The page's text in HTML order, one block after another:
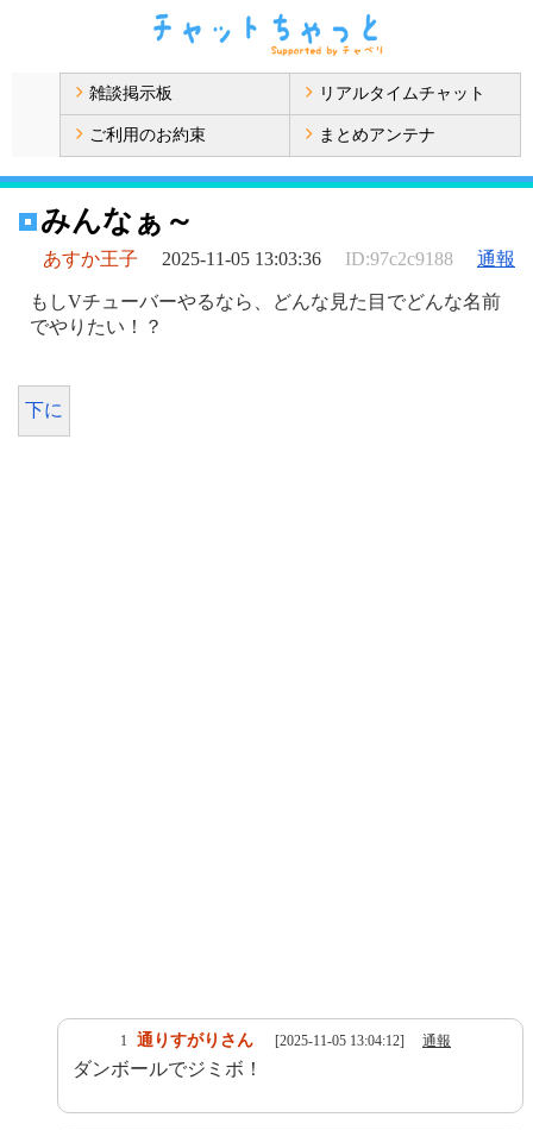
雑談掲示板 リアルタイムチャット
ご利用のお約束 まとめアンテナ
みんなぁ～
あすか王子 2025-11-05 13:03:36 ID:97c2c9188 通報
もしVチューバーやるなら、どんな見た目でどんな名前
でやりたい！？
下に
1 通りすがりさん [2025-11-05 13:04:12] 通報
ダンボールでジミボ！